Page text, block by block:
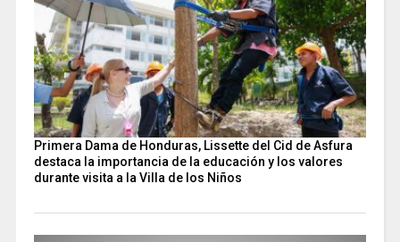
Primera Dama de Honduras, Lissette del Cid de Asfura
destaca la importancia de la educación y los valores
durante visita a la Villa de los Niños